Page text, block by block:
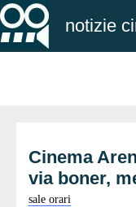
notizie
Cinema
via boner,
sale orari